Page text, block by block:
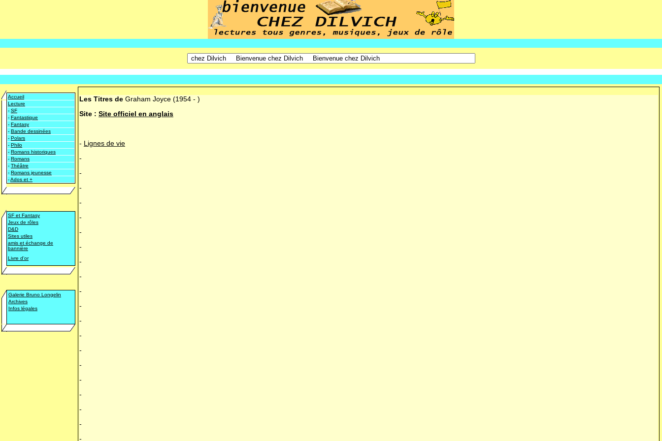
Accueil
Lecture
- SF
- Fantastique
- Fantasy
- Bande dessinées
- Polars
- Philo
- Romans historiques
- Romans
- Théâtre
- Romans jeunesse
-Ados et +
SF et Fantasy
Jeux de rôles
D&D
Sites utiles
amis et échange de
bannière
Livre d'or
Galerie Bruno Longelin
Archives
Infos légales
Les Titres de Graham Joyce (1954 - )
Site : Site officiel en anglais
- Lignes de vie
-
-
-
-
-
-
-
-
-
-
-
-
-
-
-
-
-
-
-
-